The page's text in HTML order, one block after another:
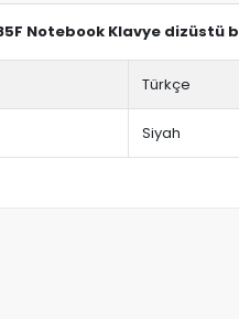
Notebook Klavye dizüstü
Türkçe
Siyah